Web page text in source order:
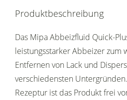
Produktbeschreibung
Das Mipa Abbeizfluid Quick-
leistungsstarker Abbeizer zum
Entfernen von Lack und
verschiedensten
Rezeptur ist das Produkt frei